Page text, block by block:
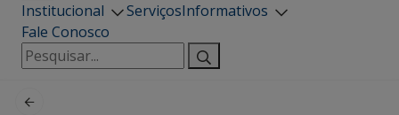
Institucional ServiçosInformativos
Fale Conosco
Pesquisar
por: